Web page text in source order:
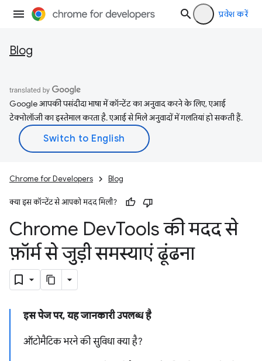
प्रवेश करें
Blog
Google आपकी पसंदीदा भाषा में कॉन्टेंट का अनुवाद करने के लिए, एआई
टेक्नोलॉजी का इस्तेमाल करता है. एआई से मिले अनुवादों में गलतियां हो सकती हैं.
Chrome for Developers Blog
क्या इस कॉन्टेंट से आपको मदद मिली?
Chrome DevTools की मदद से
फ़ॉर्म से जुड़ी समस्याएं ढूंढना
इस पेज पर, यह जानकारी उपलब्ध है
ऑटोमैटिक भरने की सुविधा क्या है?